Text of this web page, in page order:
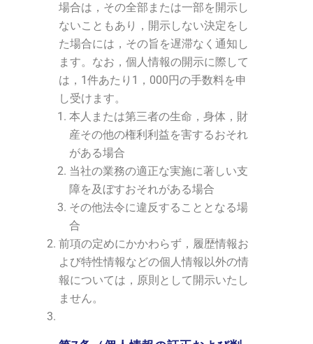
場合は，その全部または一部を開示し
ないこともあり，開示しない決定をし
た場合には，その旨を遅滞なく通知し
ます。なお，個人情報の開示に際して
は，1件あたり1，000円の手数料を申
し受けます。
本人または第三者の生命，身体，財
産その他の権利利益を害するおそれ
がある場合
当社の業務の適正な実施に著しい支
障を及ぼすおそれがある場合
その他法令に違反することとなる場
合
前項の定めにかかわらず，履歴情報お
よび特性情報などの個人情報以外の情
報については，原則として開示いたし
ません。